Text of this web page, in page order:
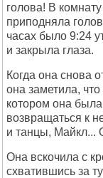
голова! В
приподняла
часах было 9:24
и закрыла глаза.
Когда она снова
она заметила,
котором она
возвращаться к
и танцы, Майкл...
Она вскочила с
схватившись за